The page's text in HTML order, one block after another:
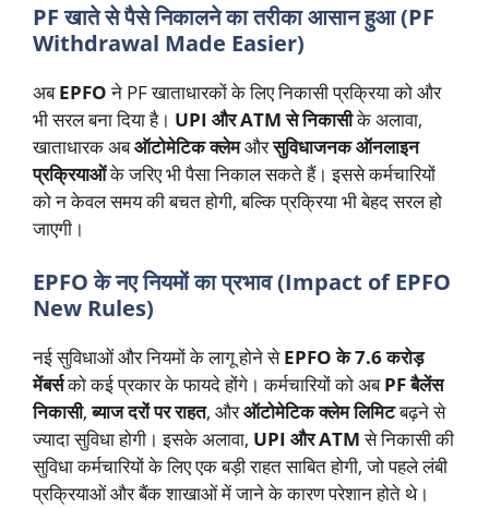
PF खाते से पैसे निकालने का तरीका आसान हुआ (PF
Withdrawal Made Easier)
अबEPFOने PF खाताधारकों के लिए निकासी प्रक्रिया को और
भी सरल बना दिया है। UPI और ATM से निकासीके अलावा,
खाताधारक अबऑटोमेटिक क्लेमऔरसुविधाजनक ऑनलाइन
प्रक्रियाओंके जरिए भी पैसा निकाल सकते हैं। इससे कर्मचारियों
को न केवल समय की बचत होगी, बल्कि प्रक्रिया भी बेहद सरल हो
जाएगी।
EPFO के नए नियमों का प्रभाव (Impact of EPFO
New Rules)
नई सुविधाओं और नियमों के लागू होने सेEPFO के 7.6 करोड़
मेंबर्सको कई प्रकार के फायदे होंगे। कर्मचारियों को अबPF बैलेंस
निकासी,ब्याज दरों पर राहत, औरऑटोमेटिक क्लेम लिमिटबढ़ने से
ज्यादा सुविधा होगी। इसके अलावा, UPI और ATMसे निकासी की
सुविधा कर्मचारियों के लिए एक बड़ी राहत साबित होगी, जो पहले लंबी
प्रक्रियाओं और बैंक शाखाओं में जाने के कारण परेशान होते थे।